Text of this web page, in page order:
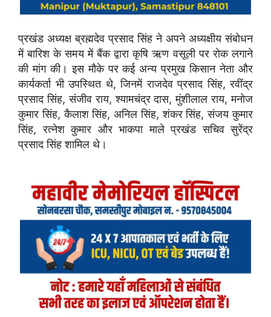
प्रखंड अध्यक्ष ब्रह्मदेव प्रसाद सिंह ने अपने अध्यक्षीय संबोधन
में बारिश के समय में बैंक द्वारा कृषि ऋण वसूली पर रोक लगाने
की मांग की। इस मौके पर कई अन्य प्रमुख किसान नेता और
कार्यकर्ता भी उपस्थित थे, जिनमें राजदेव प्रसाद सिंह, रवींद्र
प्रसाद सिंह, संजीव राय, श्यामचंद्र दास, मुंशीलाल राय, मनोज
कुमार सिंह, कैलाश सिंह, अनिल सिंह, शंकर सिंह, संजय कुमार
सिंह, रत्नेश कुमार और भाकपा माले प्रखंड सचिव सुरेंद्र
प्रसाद सिंह शामिल थे।